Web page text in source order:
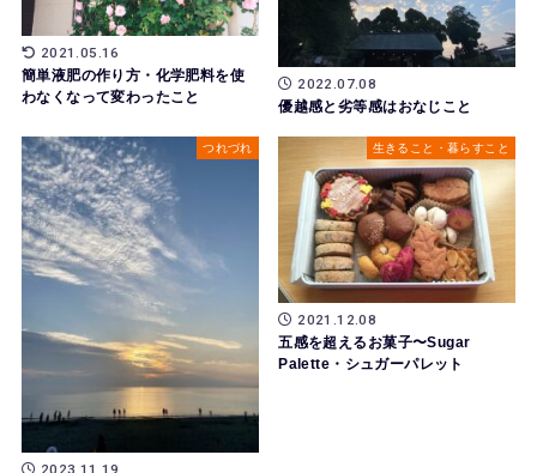
2021.05.16
簡単液肥の作り方・化学肥料を使
わなくなって変わったこと
2022.07.08
優越感と劣等感はおなじこと
つれづれ
2023.11.19
生きること・暮らすこと
2021.12.08
五感を超えるお菓子〜Sugar
Palette・シュガーパレット